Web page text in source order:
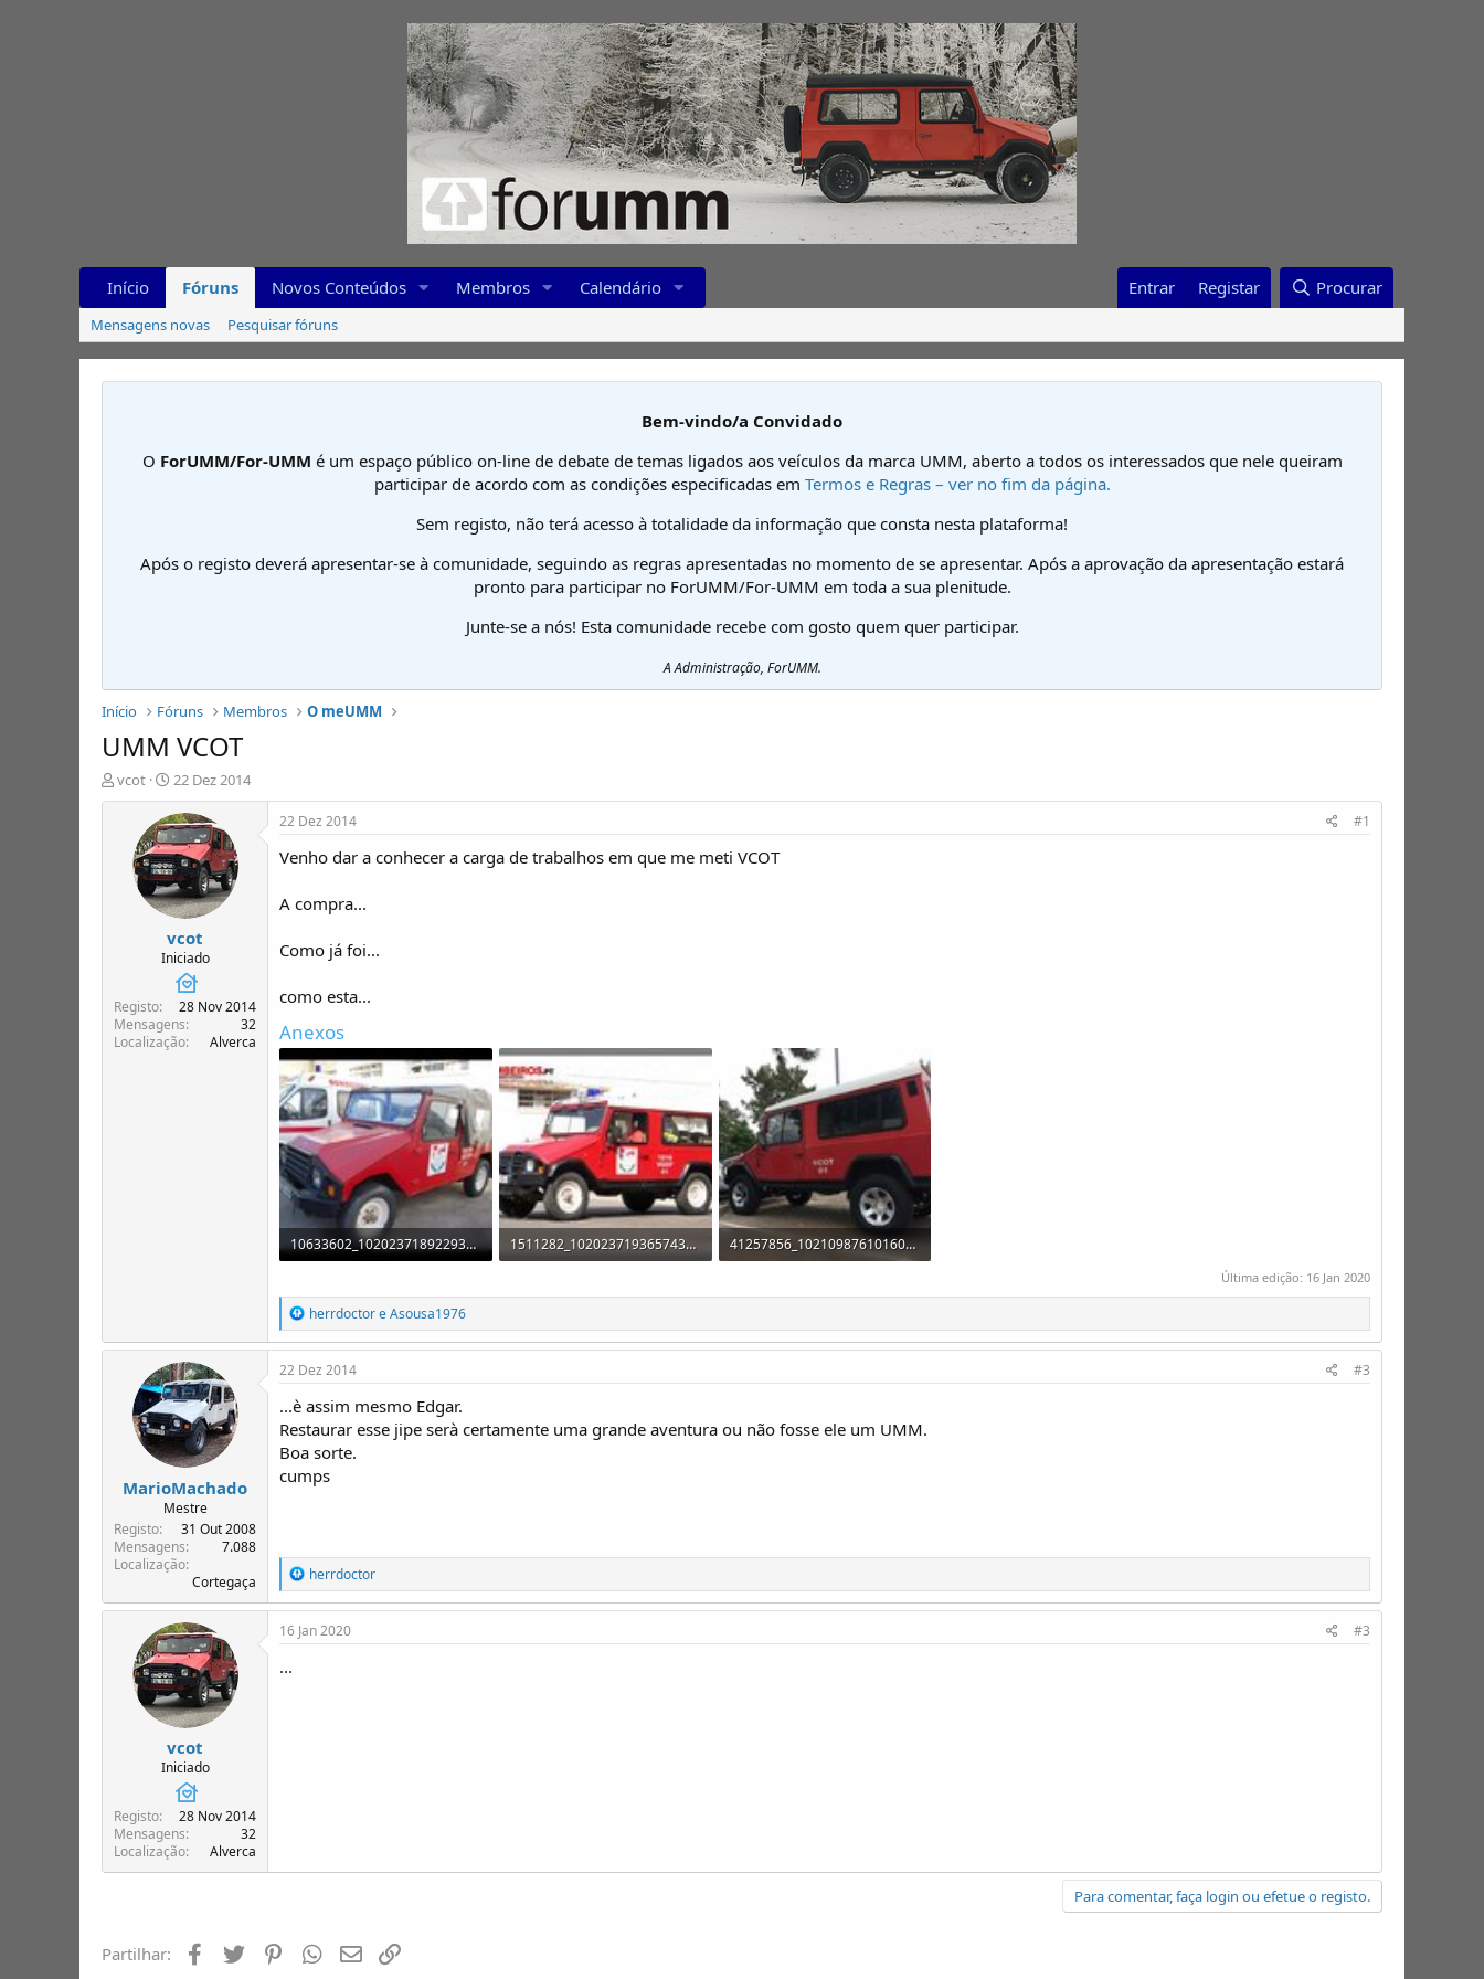
Início Fóruns Novos Conteúdos Membros Calendário Entrar Registar Procurar
Mensagens novas Pesquisar fóruns
Bem-vindo/a Convidado
O ForUMM/For-UMM é um espaço público on-line de debate de temas ligados aos veículos da marca UMM, aberto a todos os interessados que nele queiram
participar de acordo com as condições especificadas em Termos e Regras – ver no fim da página.
Sem registo, não terá acesso à totalidade da informação que consta nesta plataforma!
Após o registo deverá apresentar-se à comunidade, seguindo as regras apresentadas no momento de se apresentar. Após a aprovação da apresentação estará
pronto para participar no ForUMM/For-UMM em toda a sua plenitude.
Junte-se a nós! Esta comunidade recebe com gosto quem quer participar.
A Administração, ForUMM.
Início Fóruns Membros O meUMM
UMM VCOT
I
n
T
ó
p
vcot
D
a
t
a
d
e
i
n
í
c
o
22 Dez 2014
vcot
Iniciado
Registo
28 Nov 2014
Mensagens
32
Localização
Alverca
22 Dez 2014 #1
Venho dar a conhecer a carga de trabalhos em que me meti VCOT
A compra...
Como já foi...
como esta...
Anexos
10633602_10202371892293242_2230149278076133325_o.jpg
1511282_10202371936574349_4731181379197670363_n.jpg
41257856_10210987610160804_6267454331180548096_n.jpg
Última edição: 16 Jan 2020
R
e
a
ç
e
s
:
herrdoctoreAsousa1976
MarioMachado
Mestre
Registo
31 Out 2008
Mensagens
7.088
Localização
Cortegaça
22 Dez 2014 #3
...è assim mesmo Edgar.
Restaurar esse jipe serà certamente uma grande aventura ou não fosse ele um UMM.
Boa sorte.
cumps
R
e
a
ç
herrdoctor
vcot
Iniciado
Registo
28 Nov 2014
Mensagens
32
Localização
Alverca
16 Jan 2020 #3
...
Para comentar, faça login ou efetue o registo.
Partilhar: Facebook
Twitter PinterestWhatsapp
Email